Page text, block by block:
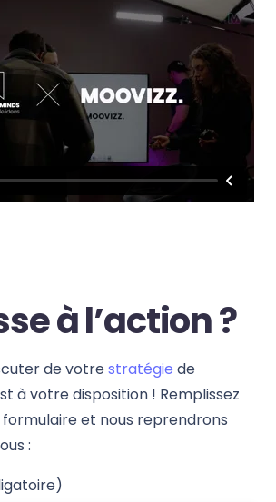
à l’action ?
de votrestratégie de
à votre disposition ! Remplissez
et nous reprendrons
: